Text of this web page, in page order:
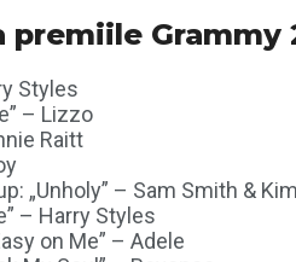
Grammy
Styles
– Lizzo
Raitt
„Unholy” – Sam Smith &
– Harry Styles
on Me” – Adele